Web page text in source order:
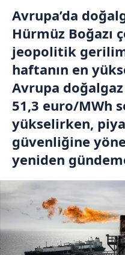
Avrupa’da
Hürmüz Boğazı
jeopolitik
haftanın en
Avrupa
51,3 euro/MWh
yükselirken,
güvenliğine
yeniden